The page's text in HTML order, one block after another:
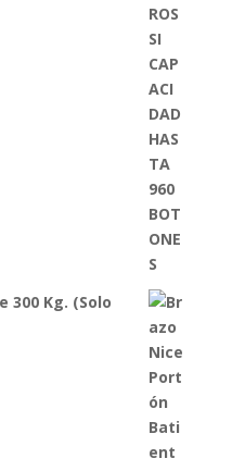
300 Kg. (Solo